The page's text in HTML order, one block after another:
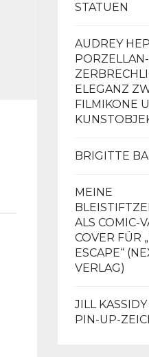
STATUEN
AUDREY
ELEGANZ
FILMIKONE
BRIGITTE
MEINE
ALS COMIC-
COVER FÜR
ESCAPE“
VERLAG)
JILL
PIN-UP-